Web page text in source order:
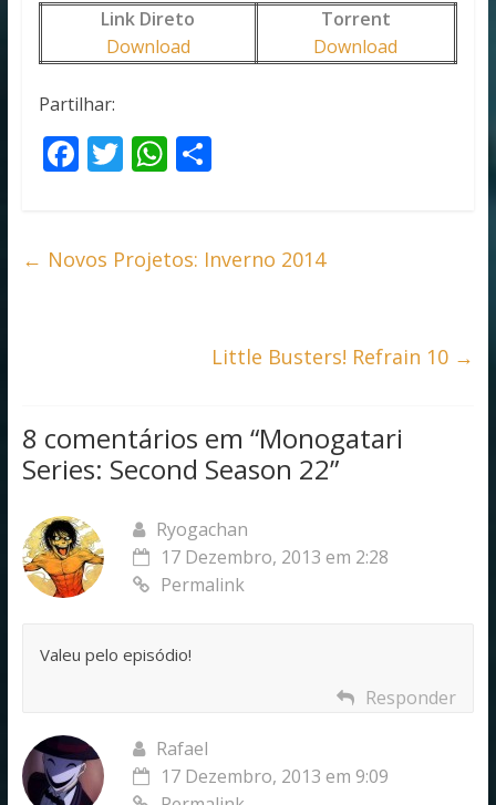
Link Direto
Torrent
Download
Download
Partilhar:
F
b
T
er
W
s
S
e
← Novos Projetos: Inverno 2014
Little Busters! Refrain 10 →
8 comentários em “Monogatari
Series: Second Season 22”
Ryogachan
17 Dezembro, 2013 em 2:28
Permalink
Valeu pelo episódio!
Responder
Rafael
17 Dezembro, 2013 em 9:09